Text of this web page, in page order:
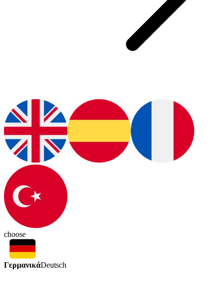
choose
ΓερμανικάDeutsch